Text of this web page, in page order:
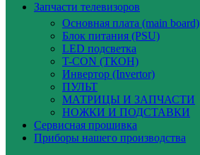
Запчасти телевизоров
Основная плата (main board)
Блок питания (PSU)
LED подсветка
T-CON (ТКОН)
Инвертор (Invertor)
ПУЛЬТ
МАТРИЦЫ И ЗАПЧАСТИ
НОЖКИ И ПОДСТАВКИ
Сервисная прошивка
Приборы нашего производства